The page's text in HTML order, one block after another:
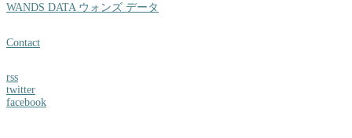
WANDS DATA ウォンズ データ
Contact
rss
twitter
facebook